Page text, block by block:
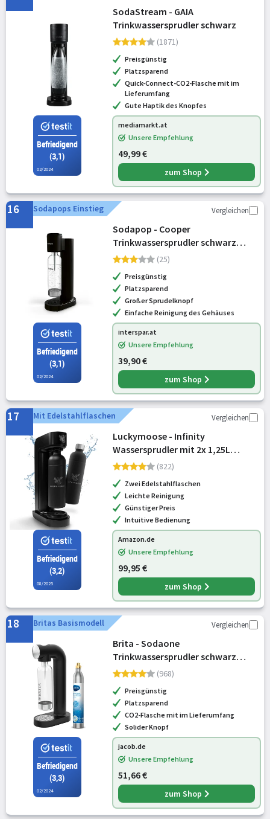
Befriedigend
(3,1)
02/2024
SodaStream - GAIA
Trinkwassersprudler schwarz
(1871)
Preisgünstig
Platzsparend
Quick-Connect-CO2-Flasche mit im
Lieferumfang
Gute Haptik des Knopfes
mediamarkt.at
Unsere Empfehlung
49,99 €
zum Shop
16 Sodapops Einstieg Vergleichen
Befriedigend
(3,1)
02/2024
Sodapop - Cooper
Trinkwassersprudler schwarz
(10028723)(25)
Preisgünstig
Platzsparend
Großer Sprudelknopf
Einfache Reinigung des Gehäuses
interspar.at
Unsere Empfehlung
39,90 €
zum Shop
17 Mit Edelstahlflaschen Vergleichen
Befriedigend
(3,2)
08/2025
Luckymoose - Infinity
Wassersprudler mit 2x 1,25L
langlebigen, spülmaschinenfesten
Sprudelwasser Maschine –
Kompatibel mit den bla
(822)
Zwei Edelstahlflaschen
Leichte Reinigung
Günstiger Preis
Intuitive Bedienung
Amazon.de
Unsere Empfehlung
99,95 €
zum Shop
18 Britas Basismodell Vergleichen
Befriedigend
(3,3)
02/2024
Brita - Sodaone
Trinkwassersprudler schwarz
(1043382) (968)
Preisgünstig
Platzsparend
CO2-Flasche mit im Lieferumfang
Solider Knopf
jacob.de
Unsere Empfehlung
51,66 €
zum Shop